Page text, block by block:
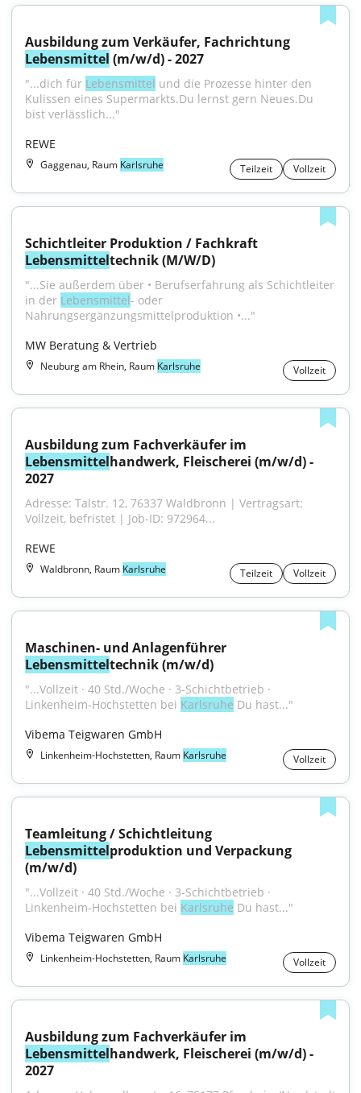
Lebensmittel (m/w/d) - 2027
"...dich für Lebensmittel und die Prozesse hinter den
Kulissen eines Supermarkts.Du lernst gern Neues.Du
bist verlässlich..."
REWE
Gaggenau, Raum Karlsruhe Teilzeit Vollzeit
Lebensmitteltechnik (M/W/D)
"...Sie außerdem über • Berufserfahrung als Schichtleiter
in der Lebensmittel- oder
Nahrungsergänzungsmittelproduktion •..."
MW Beratung & Vertrieb
Neuburg am Rhein, Raum Karlsruhe Vollzeit
Lebensmittelhandwerk, Fleischerei (m/w/d) -
2027
Adresse: Talstr. 12, 76337 Waldbronn | Vertragsart:
Vollzeit, befristet | Job-ID: 972964...
REWE
Waldbronn, Raum Karlsruhe Teilzeit Vollzeit
Lebensmitteltechnik (m/w/d)
"...Vollzeit · 40 Std./Woche · 3-Schichtbetrieb ·
Linkenheim-Hochstetten bei Karlsruhe Du hast..."
Vibema Teigwaren GmbH
Linkenheim-Hochstetten, Raum Karlsruhe Vollzeit
Lebensmittelproduktion und Verpackung
(m/w/d)
"...Vollzeit · 40 Std./Woche · 3-Schichtbetrieb ·
Linkenheim-Hochstetten bei Karlsruhe Du hast..."
Vibema Teigwaren GmbH
Linkenheim-Hochstetten, Raum Karlsruhe Vollzeit
Lebensmittelhandwerk, Fleischerei (m/w/d) -
2027